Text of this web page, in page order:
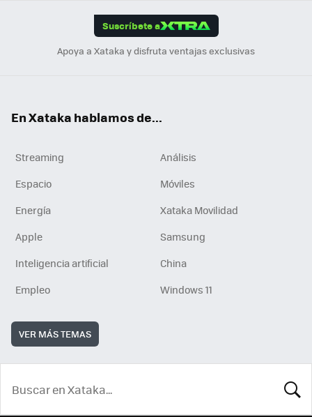
Suscríbete a
Apoya a Xataka y disfruta ventajas exclusivas
En Xataka hablamos de...
Streaming
Análisis
Espacio
Móviles
Energía
Xataka Movilidad
Apple
Samsung
Inteligencia artificial
China
Empleo
Windows 11
VER MÁS TEMAS